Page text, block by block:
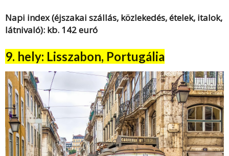
Napi index (éjszakai szállás, közlekedés, ételek, italok,
látnivaló): kb. 142 euró
9. hely: Lisszabon, Portugália